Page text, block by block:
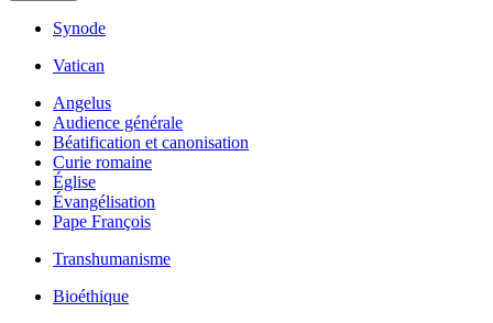
Synode
Vatican
Angelus
Audience générale
Béatification et canonisation
Curie romaine
Église
Évangélisation
Pape François
Transhumanisme
Bioéthique